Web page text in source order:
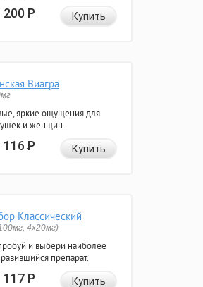
200Р Купить
Виагра
яркие ощущения для
и женщин.
116Р Купить
Классический
4x20мг)
и выбери наиболее
препарат.
117Р Купить